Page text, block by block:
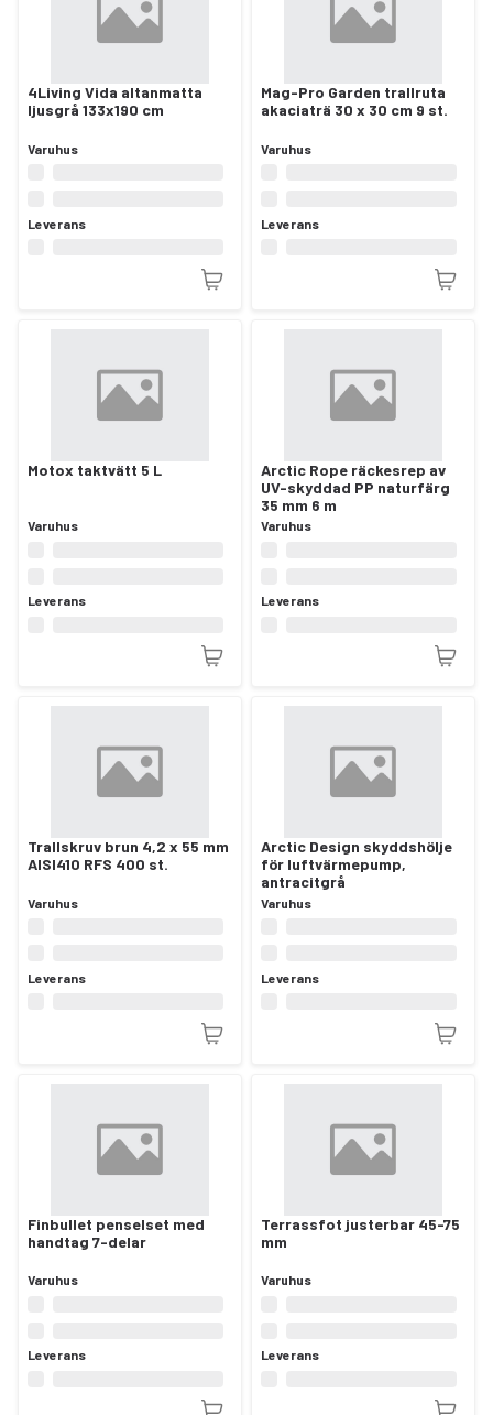
4Living Vida altanmatta
ljusgrå 133x190 cm
Varuhus
Leverans
Mag-Pro Garden trallruta
akaciaträ 30 x 30 cm 9 st.
Varuhus
Leverans
Motox taktvätt 5 L
Varuhus
Leverans
Arctic Rope räckesrep av
UV-skyddad PP naturfärg
35 mm 6 m
Varuhus
Leverans
Trallskruv brun 4,2 x 55 mm
AISI410 RFS 400 st.
Varuhus
Leverans
Arctic Design skyddshölje
för luftvärmepump,
antracitgrå
Varuhus
Leverans
Finbullet penselset med
handtag 7-delar
Varuhus
Leverans
Terrassfot justerbar 45-75
mm
Varuhus
Leverans